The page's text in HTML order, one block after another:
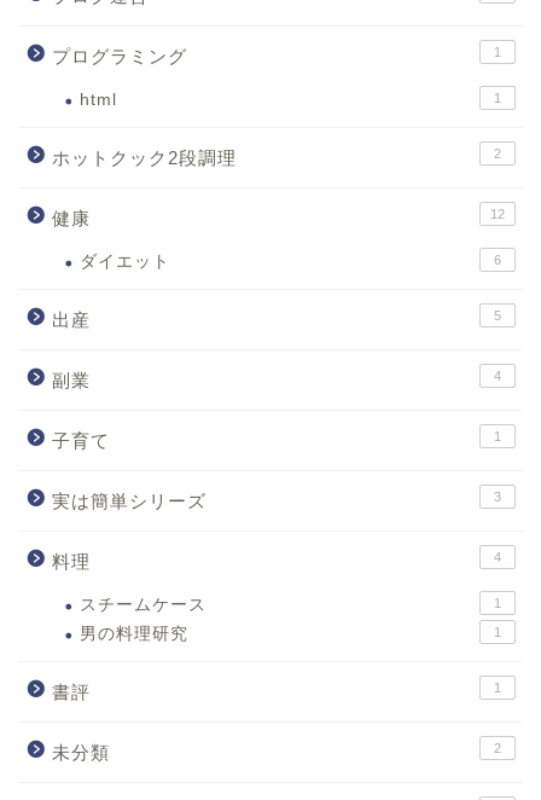
プログラミング 1
html 1
ホットクック2段調理 2
健康 12
ダイエット 6
出産 5
副業 4
子育て 1
実は簡単シリーズ 3
料理 4
スチームケース 1
男の料理研究 1
書評 1
未分類 2